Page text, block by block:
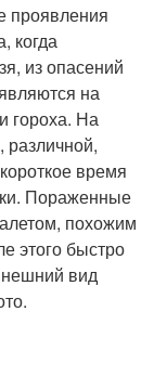
проявления
когда
из опасений
на
гороха. На
различной,
время
Пораженные
похожим
этого быстро
вид